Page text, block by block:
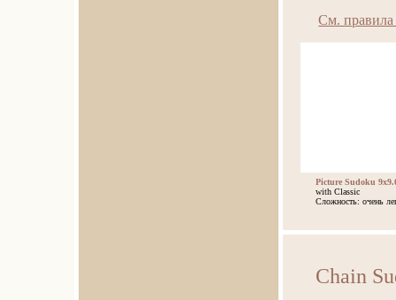
См. правила
Picture Sudoku
with Classic
Сложность: очень
Chain